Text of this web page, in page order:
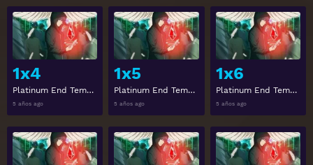
1x4
Platinum End Temporada 1 Capitulo 4
5 años ago
View
1x5
Platinum End Temporada 1 Capitulo 5
5 años ago
View
1x6
Platinum End Temporada 1 Capitulo 6
5 años ago
View View